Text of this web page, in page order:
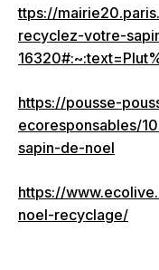
Le donner à
Le mettre en
ttps://
recyclez-votre-
https://pousse-
ecoresponsables/
sapin-de-noel
https://
noel-recyclage/